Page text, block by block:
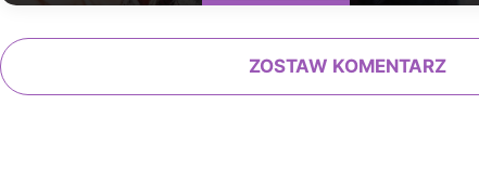
ZOSTAW KOMENTARZ